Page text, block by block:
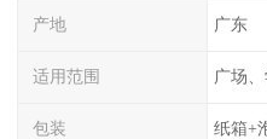
产地 广东
适用范围 广场
包装 纸箱+